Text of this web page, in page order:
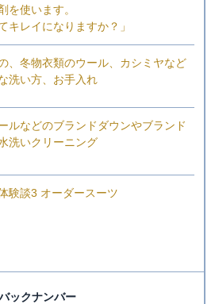
を使います。
キレイになりますか？」
、冬物衣類のウール、カシミヤなど
洗い方、お手入れ
ルなどのブランドダウンやブランド
洗いクリーニング
験談3 オーダースーツ
ックナンバー